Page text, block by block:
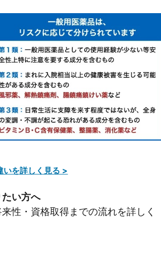
いを詳しく見る >
い方へ
性・資格取得までの流れを詳しく